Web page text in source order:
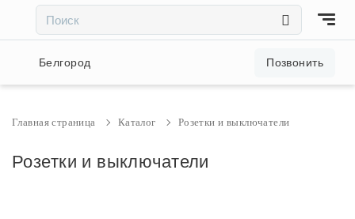
Акции и скидки
Светильники
Белгород Позвонить
Главная страница Каталог Розетки и выключатели
Розетки и выключатели
××